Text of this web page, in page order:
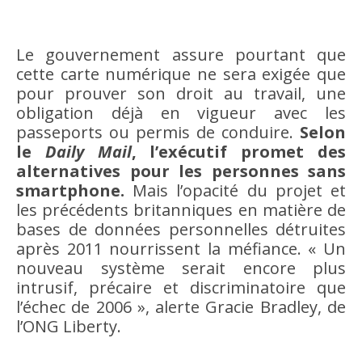
Le gouvernement assure pourtant que
cette carte numérique ne sera exigée que
pour prouver son droit au travail, une
obligation déjà en vigueur avec les
passeports ou permis de conduire. Selon
le Daily Mail, l’exécutif promet des
alternatives pour les personnes sans
smartphone. Mais l’opacité du projet et
les précédents britanniques en matière de
bases de données personnelles détruites
après 2011 nourrissent la méfiance. « Un
nouveau système serait encore plus
intrusif, précaire et discriminatoire que
l’échec de 2006 », alerte Gracie Bradley, de
l’ONG Liberty.